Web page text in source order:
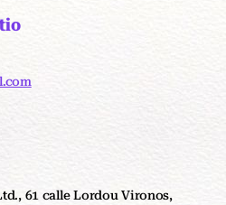
61 calle Lordou Vironos,